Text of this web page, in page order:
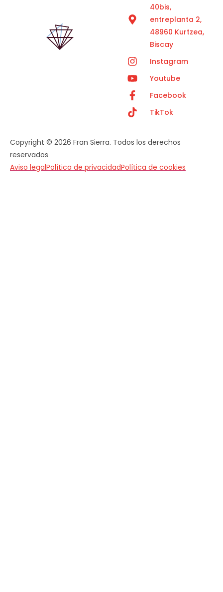
40bis,
entreplanta 2,
48960 Kurtzea,
Biscay
Instagram
Youtube
Facebook
TikTok
Copyright © 2026 Fran Sierra. Todos los derechos
reservados
Aviso legalPolítica de privacidadPolítica de cookies